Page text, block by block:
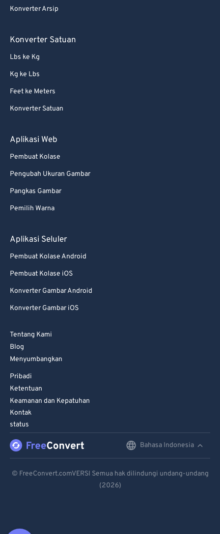
Konverter Arsip
Konverter Satuan
Lbs ke Kg
Kg ke Lbs
Feet ke Meters
Konverter Satuan
Aplikasi Web
Pembuat Kolase
Pengubah Ukuran Gambar
Pangkas Gambar
Pemilih Warna
Aplikasi Seluler
Pembuat Kolase Android
Pembuat Kolase iOS
Konverter Gambar Android
Konverter Gambar iOS
Tentang Kami
Blog
Menyumbangkan
Pribadi
Ketentuan
Keamanan dan Kepatuhan
Kontak
status
Bahasa Indonesia
Español
© FreeConvert.comVERSI Semua hak dilindungi undang-undang
(2026)